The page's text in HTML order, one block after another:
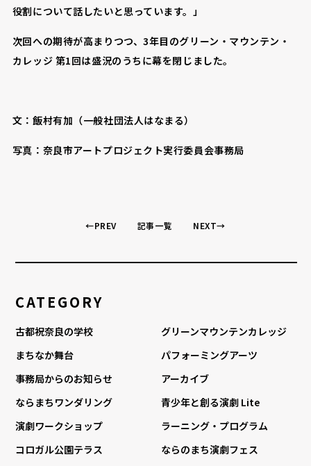
役割について話したいと思っています。」
次回への期待が高まりつつ、3年目のグリーン・マウンテン・
カレッジ 第1回は盛況のうちに幕を閉じました。
文：飯村有加（一般社団法人はなまる）
写真：奈良市アートプロジェクト実行委員会事務局
←PREV 記事一覧 NEXT→
CATEGORY
古都祝奈良の学校
グリーンマウンテンカレッジ
まちなか舞台
パフォーミングアーツ
事務局からのお知らせ
アーカイブ
ならまちワンダリング
青少年と創る演劇 Lite
演劇ワークショップ
ラーニング・プログラム
コロガル公園テラス
ならのまち演劇フェス